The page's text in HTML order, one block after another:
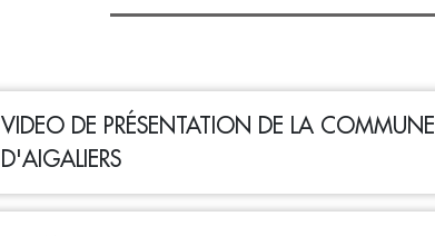
VIDEO DE PRÉSENTATION DE LA COMMUNE
D'AIGALIERS